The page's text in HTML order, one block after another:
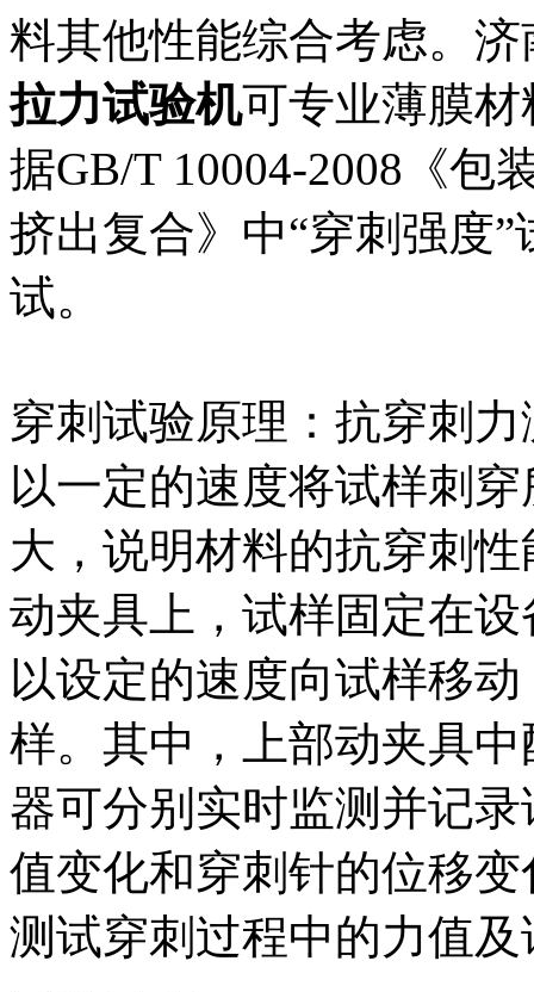
料其他性能综合考虑。
拉力试验机可专业薄膜
据GB/T 10004-2008《包
挤出复合》中“穿刺强度
试。
穿刺试验原理：抗穿刺
以一定的速度将试样刺
大，说明材料的抗穿刺
动夹具上，试样固定在
以设定的速度向试样移
样。其中，上部动夹具
器可分别实时监测并记
值变化和穿刺针的位移
测试穿刺过程中的力值